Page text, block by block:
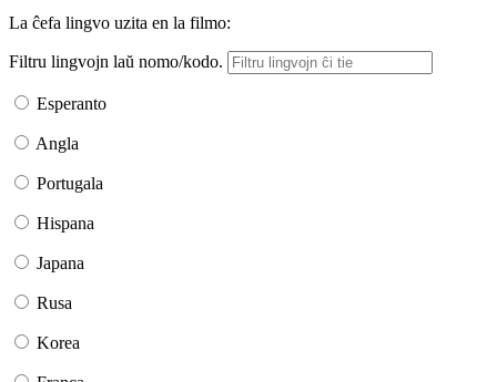
La ĉefa lingvo uzita en la filmo:
Filtru lingvojn laŭ nomo/kodo.
Esperanto
Angla
Portugala
Hispana
Japana
Rusa
Korea